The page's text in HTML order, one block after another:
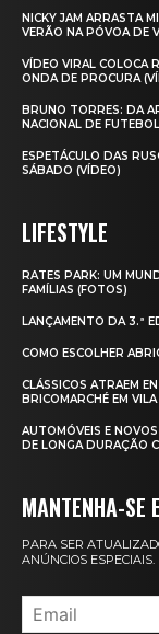
NICKY JAM ARRASTA
VERÃO NA PÓVOA DE
VÍDEO VIRAL COLOCA
ONDA DE PROCURA
BRUNO TORRES: DA
NACIONAL DE
ESPETÁCULO DAS
SÁBADO (VÍDEO)
LIFESTYLE
RATES PARK: UM
FAMÍLIAS (FOTOS)
LANÇAMENTO DA 3.ª
COMO ESCOLHER
CLÁSSICOS ATRAEM
BRICOMARCHÉ EM
AUTOMÓVEIS E
DE LONGA DURAÇÃO
MANTENHA-SE
PARA SER
ANÚNCIOS ESPECIAIS.